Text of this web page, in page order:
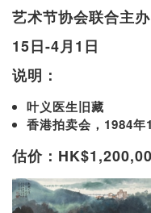
艺术节协会联合主
15日-4月1日
说明：
叶义医生旧藏
香港拍卖会，1984
估价：